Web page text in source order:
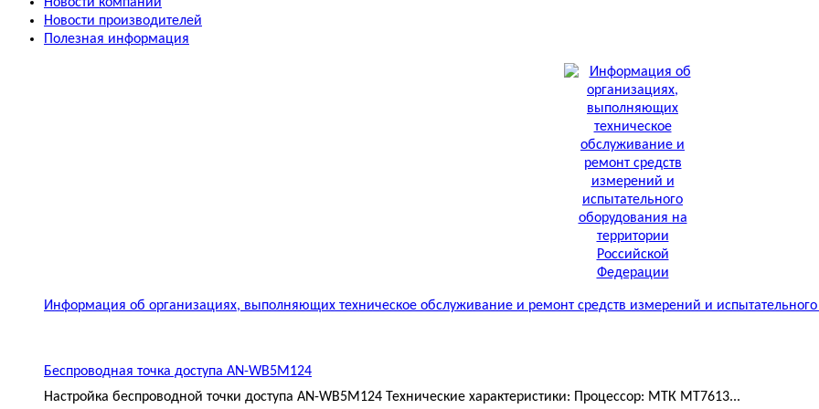
Новости производителей
Полезная информация
Информация об организациях, выполняющих техническое обслуживание и ремонт средств измерений и
Беспроводная точка доступа AN-WB5M124
Настройка беспроводной точки доступа AN-WB5M124 Технические характеристики: Процессор: МТК MT7613...